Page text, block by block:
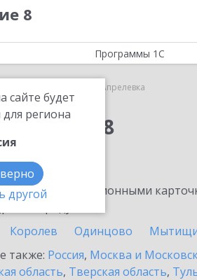
8
сайте будет
региона
другой
Программы 1С
Апрелевка
8
с информационными
Королев Одинцово
также: Россия, Москва и
область, Тверская область,